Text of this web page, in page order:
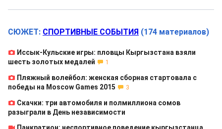
СЮЖЕТ: СПОРТИВНЫЕ СОБЫТИЯ (174 материалов)
Иссык-Кульские игры: пловцы Кыргызстана взяли
шесть золотых медалей
1
Пляжный волейбол: женская сборная стартовала с
победы на Moscow Games 2015
3
Скачки: три автомобиля и полмиллиона сомов
разыграли в День независимости